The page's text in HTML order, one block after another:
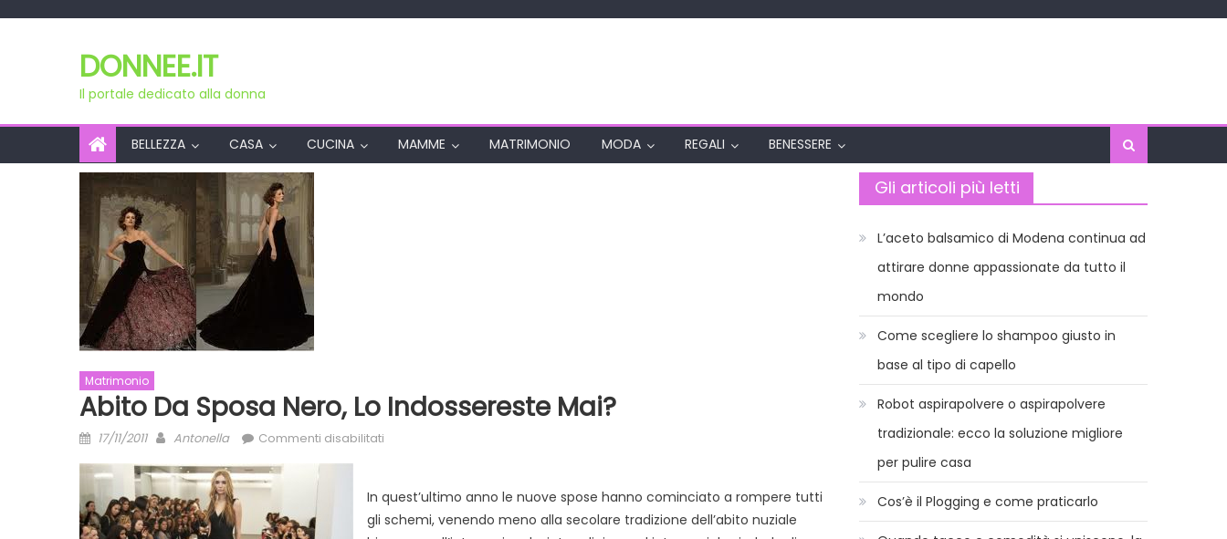
DONNEE.IT
Il portale dedicato alla donna
BELLEZZA CASA CUCINA MAMME MATRIMONIO MODA REGALI BENESSERE
Matrimonio
Abito Da Sposa Nero, Lo Indossereste Mai?
Posted
17/11/2011 Author
Antonella Commenti disabilitati
sposa
nero,
In quest’ultimo anno le nuove spose hanno cominciato a rompere tutti
gli schemi, venendo meno alla secolare tradizione dell’abito nuziale
Gli articoli più letti
L’aceto balsamico di Modena continua ad
attirare donne appassionate da tutto il
mondo
Come scegliere lo shampoo giusto in
base al tipo di capello
Robot aspirapolvere o aspirapolvere
tradizionale: ecco la soluzione migliore
per pulire casa
Cos’è il Plogging e come praticarlo